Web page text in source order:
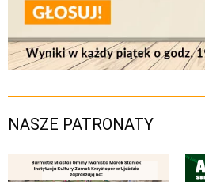
NASZE PATRONATY